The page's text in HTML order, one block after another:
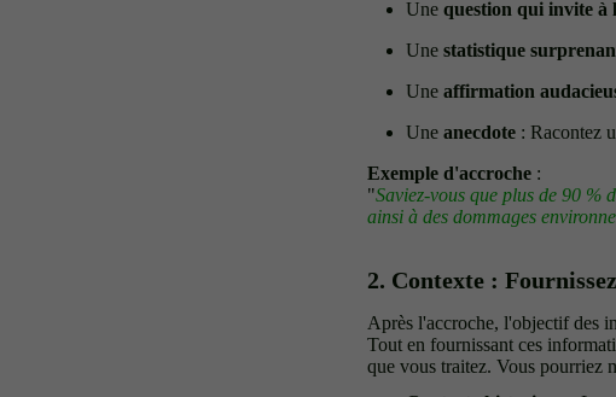
Une question qui invite à
Une statistique
Une affirmation
Une anecdote : Racontez
Exemple d'accroche :
"Saviez-vous que plus de 90 %
ainsi à des dommages
2. Contexte :
Après l'accroche, l'objectif des
Tout en fournissant ces
que vous traitez. Vous pourriez